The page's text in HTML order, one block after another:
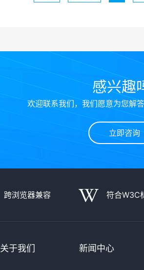
感兴趣
欢迎联系我们，我们愿意为您解
立即咨询
跨浏览器兼容 符合W3C
关于我们 新闻中心